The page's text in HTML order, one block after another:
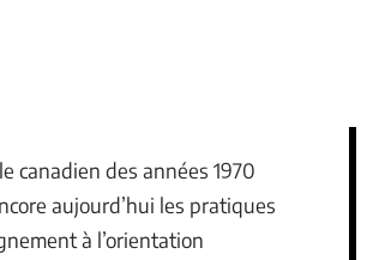
canadien des années 1970
aujourd’hui les pratiques
à l’orientation